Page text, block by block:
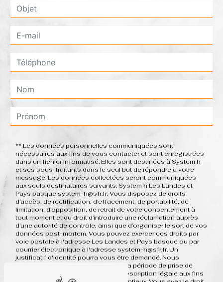
** Les données personnelles communiquées sont
nécessaires aux fins de vous contacter et sont enregistrées
dans un fichier informatisé. Elles sont destinées à System h
et ses sous-traitants dans le seul but de répondre à votre
message. Les données collectées seront communiquées
aux seuls destinataires suivants: System h Les Landes et
Pays basque system-h@sfr.fr. Vous disposez de droits
d’accès, de rectification, d’effacement, de portabilité, de
limitation, d’opposition, de retrait de votre consentement à
tout moment et du droit d’introduire une réclamation auprès
d’une autorité de contrôle, ainsi que d’organiser le sort de vos
données post-mortem. Vous pouvez exercer ces droits par
voie postale à l'adresse Les Landes et Pays basque ou par
courrier électronique à l'adresse system-h@sfr.fr. Un
justificatif d'identité pourra vous être demandé. Nous
conservons vos données pendant la période de prise de
contact puis pendant la durée de prescription légale aux fins